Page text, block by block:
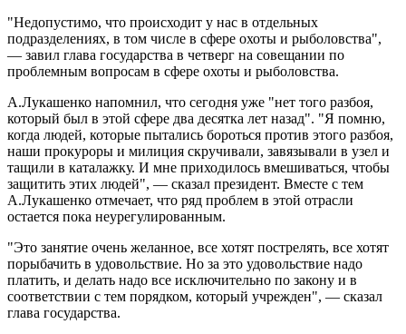
"Недопустимо, что происходит у нас в отдельных
подразделениях, в том числе в сфере охоты и рыболовства",
— завил глава государства в четверг на совещании по
проблемным вопросам в сфере охоты и рыболовства.
А.Лукашенко напомнил, что сегодня уже "нет того разбоя,
который был в этой сфере два десятка лет назад". "Я помню,
когда людей, которые пытались бороться против этого разбоя,
наши прокуроры и милиция скручивали, завязывали в узел и
тащили в каталажку. И мне приходилось вмешиваться, чтобы
защитить этих людей", — сказал президент. Вместе с тем
А.Лукашенко отмечает, что ряд проблем в этой отрасли
остается пока неурегулированным.
"Это занятие очень желанное, все хотят пострелять, все хотят
порыбачить в удовольствие. Но за это удовольствие надо
платить, и делать надо все исключительно по закону и в
соответствии с тем порядком, который учрежден", — сказал
глава государства.